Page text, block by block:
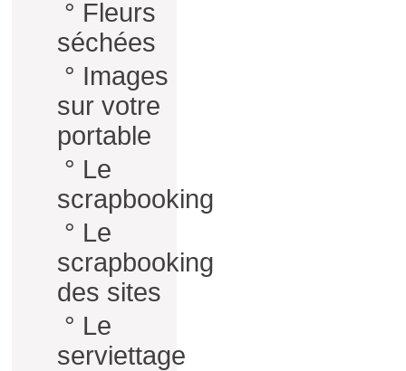
° Fleurs
séchées
° Images
sur votre
portable
° Le
scrapbooking
° Le
scrapbooking
des sites
° Le
serviettage